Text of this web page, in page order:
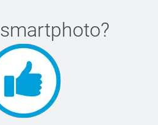
smartphoto?